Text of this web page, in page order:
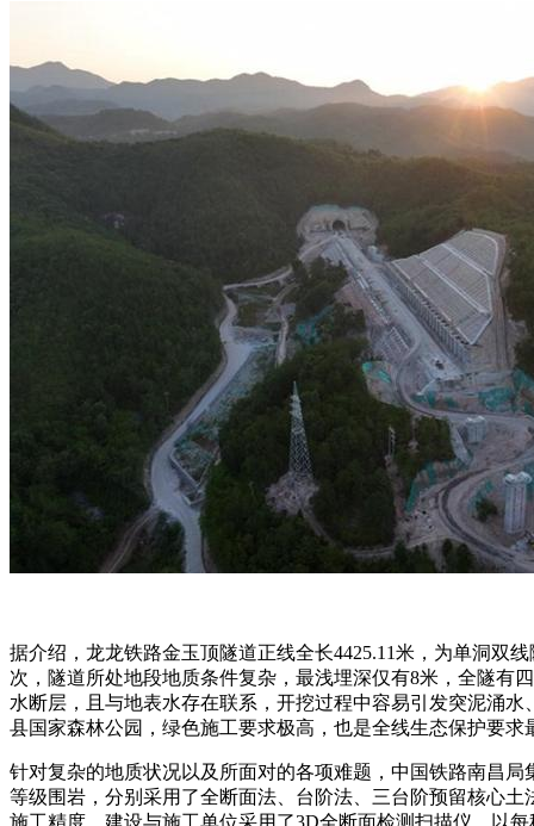
据介绍，龙龙铁路金玉顶隧道正线全长4425.11米，为单洞双
次，隧道所处地段地质条件复杂，最浅埋深仅有8米，全隧有
水断层，且与地表水存在联系，开挖过程中容易引发突泥涌
县国家森林公园，绿色施工要求极高，也是全线生态保护要求
针对复杂的地质状况以及所面对的各项难题，中国铁路南昌
等级围岩，分别采用了全断面法、台阶法、三台阶预留核心
施工精度，建设与施工单位采用了3D全断面检测扫描仪，以